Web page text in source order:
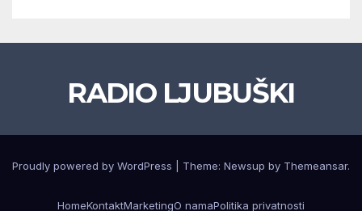
pobjedom protiv Crvenog
RADIO LJUBUŠKI
Proudly powered by WordPress Theme: Newsup by Themeansar.
HomeKontaktMarketingO namaPolitika privatnosti